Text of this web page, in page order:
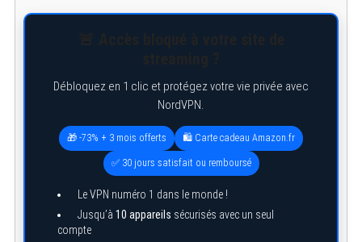
Débloquez en 1 clic et protégez votre vie privée avec
NordVPN.
🎁 -73% + 3 mois offerts 🛍️ Carte cadeau Amazon.fr
✅ 30 jours satisfait ou remboursé
Le VPN numéro 1 dans le monde !
Jusqu’à 10 appareils sécurisés avec un seul
compte